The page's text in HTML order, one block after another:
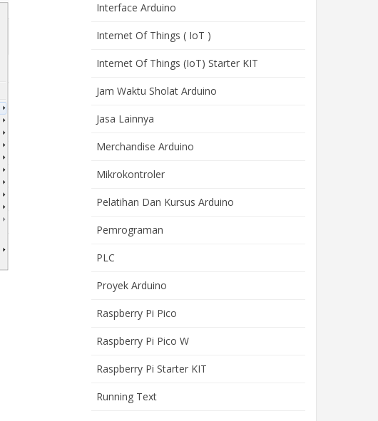
Interface Arduino
Internet Of Things ( IoT )
Internet Of Things (IoT) Starter KIT
Jam Waktu Sholat Arduino
Jasa Lainnya
Merchandise Arduino
Mikrokontroler
Pelatihan Dan Kursus Arduino
Pemrograman
PLC
Proyek Arduino
Raspberry Pi Pico
Raspberry Pi Pico W
Raspberry Pi Starter KIT
Running Text